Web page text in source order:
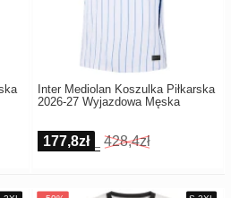
Inter Mediolan Koszulka Piłkarska
2026-27 Wyjazdowa Męska
177,8zł 428,4zł